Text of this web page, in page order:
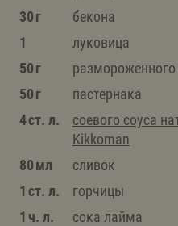
30 г
бекона
1
луковица
50 г
размороженного
50 г
пастернака
4 ст. л.
соевого соуса
Kikkoman
80 мл
сливок
1 ст. л.
горчицы
1 ч. л.
сока лайма